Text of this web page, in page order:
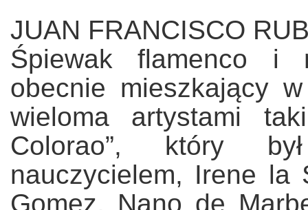
JUAN FRANCISCO
Śpiewak flamenco i
obecnie mieszkający
wieloma artystami
Colorao”, który
nauczycielem, Irene la
Gomez, Nano de